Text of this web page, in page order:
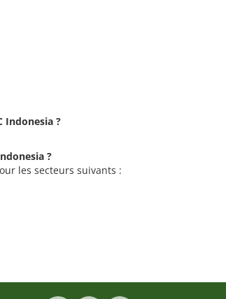
Indonesia ?
?
les secteurs suivants :